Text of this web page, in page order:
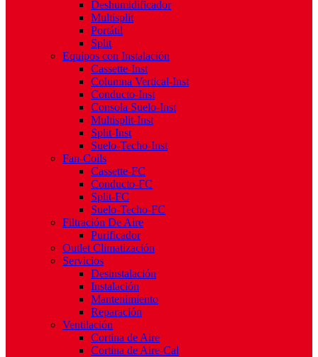
Deshumidificador
Multisplit
Portátil
Split
Equipos con Instalación
Cassette-Inst
Columna Vertical-Inst
Conducto-Inst
Consola Suelo-Inst
Multisplit-Inst
Split-Inst
Suelo-Techo-Inst
Fan-Coils
Cassette-FC
Conducto-FC
Split-FC
Suelo-Techo-FC
Filtración De Aire
Purificador
Outlet Climatización
Servicios
Desinstalación
Instalación
Mantenimiento
Reparación
Ventilación
Cortina de Aire
Cortina de Aire-Cal